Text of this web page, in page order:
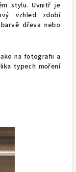
stylu. Uvnitř je
vzhled zdobí
dřeva nebo
na fotografii a
typech moření